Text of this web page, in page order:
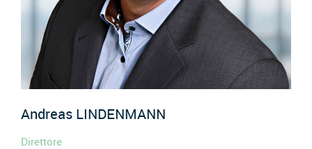
Andreas LINDENMANN
Direttore